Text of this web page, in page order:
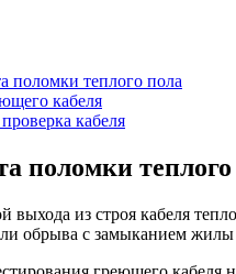
поломки теплого пола
кабеля
кабеля
поломки теплого
из строя кабеля
обрыва с замыканием